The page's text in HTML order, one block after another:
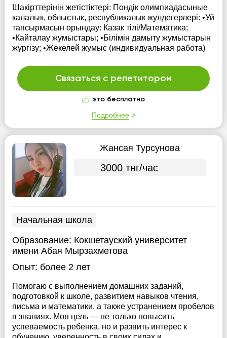
Шакірттерінін жетістіктері: Пондік олимпиадасыные
калалык, облыстык, республикалык жулдегерлері: •Уй
тапсырмасын орындау: Казак тілі/Математика;
•Кайталау жумыстары; •Білімін дамыту жумыстарын
жургізу; •Жекелей жумыс (индивидуальная работа)
Связаться с репетитором
это бесплатно
Подробнее
Жансая Турсунова
3000 тнг/час
Начальная школа
Образование: Кокшетауский университет
имени Абая Мырзахметова
Опыт: более 2 лет
Помогаю с выполнением домашних заданий,
подготовкой к школе, развитием навыков чтения,
письма и математики, а также устранением пробелов
в знаниях. Моя цель — не только повысить
успеваемость ребенка, но и развить интерес к